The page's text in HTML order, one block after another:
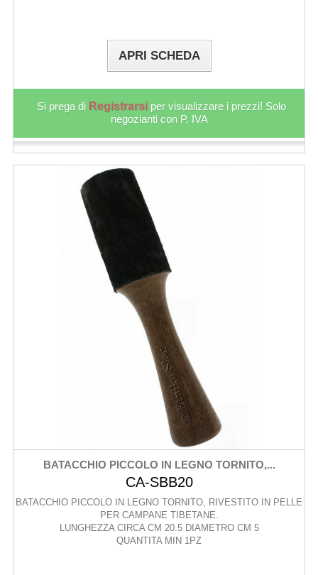
APRI SCHEDA
Si prega di Registrarsi per visualizzare i prezzi! Solo
negozianti con P. IVA
BATACCHIO PICCOLO IN LEGNO TORNITO,...
CA-SBB20
BATACCHIO PICCOLO IN LEGNO TORNITO, RIVESTITO IN PELLE
PER CAMPANE TIBETANE.
LUNGHEZZA CIRCA CM 20.5 DIAMETRO CM 5
QUANTITA MIN 1PZ